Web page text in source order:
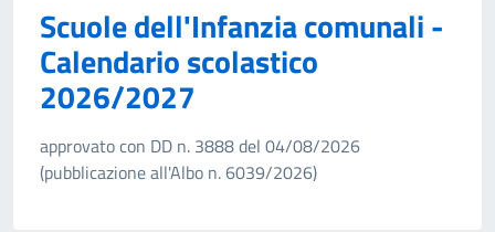
Scuole dell'Infanzia comunali -
Calendario scolastico
2026/2027
approvato con DD n. 3888 del 04/08/2026
(pubblicazione all'Albo n. 6039/2026)